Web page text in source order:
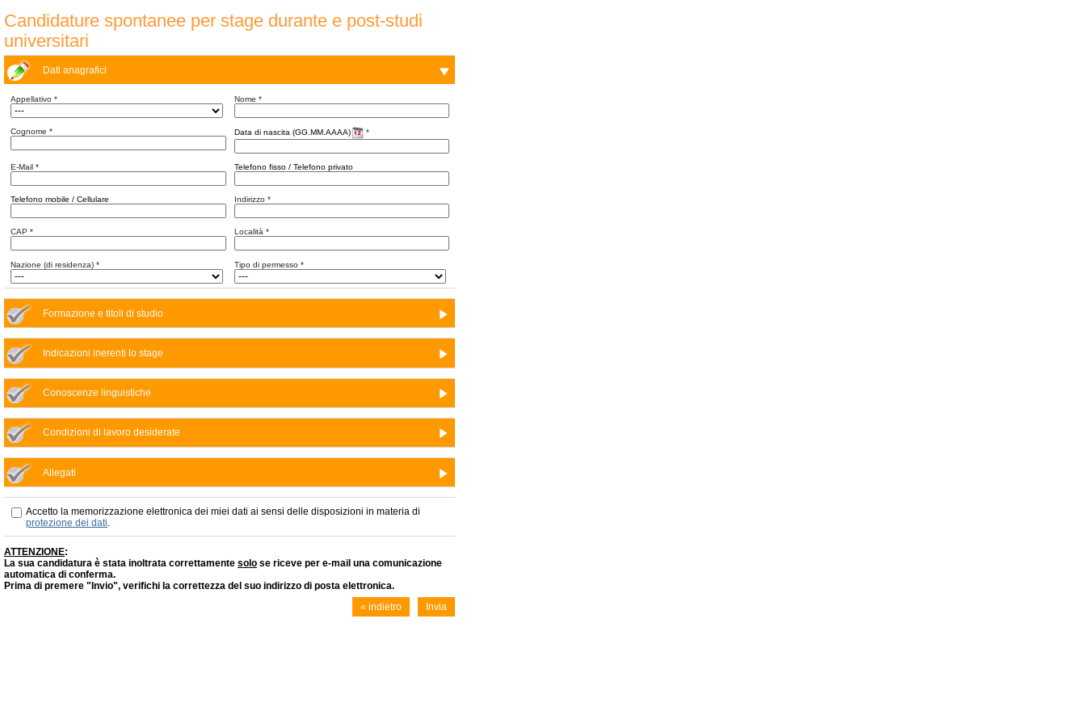
Candidature spontanee per stage durante e post-studi
universitari
Dati anagrafici
Appellativo * Nome *
Cognome * Data di nascita (GG.MM.AAAA) *
E-Mail * Telefono fisso / Telefono privato
Telefono mobile / Cellulare Indirizzo *
CAP * Località *
Nazione (di residenza) * Tipo di permesso *
Formazione e titoli di studio
Indicazioni inerenti lo stage
Conoscenze linguistiche
Condizioni di lavoro desiderate
Allegati
Accetto la memorizzazione elettronica dei miei dati ai sensi delle disposizioni in materia di
protezione dei dati
ATTENZIONE:
La sua candidatura è stata inoltrata correttamente solo se riceve per e-mail una comunicazione
automatica di conferma.
Prima di premere "Invio", verifichi la correttezza del suo indirizzo di posta elettronica.
« indietro
Invia